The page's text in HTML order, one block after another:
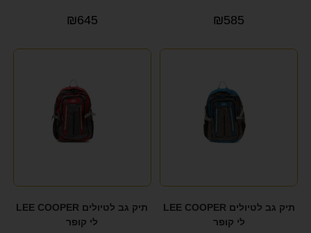
₪585
₪645
תיק גב לטיולים LEE COOPER
לי קופר
תיק גב לטיולים LEE COOPER
לי קופר